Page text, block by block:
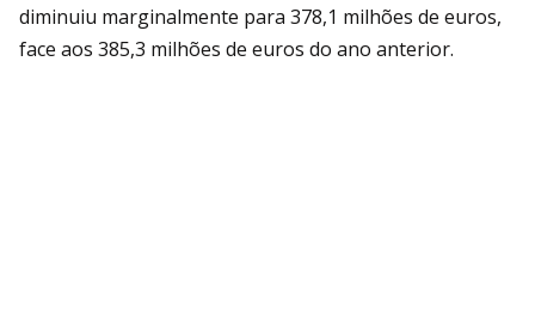
diminuiu marginalmente para 378,1 milhões de euros,
face aos 385,3 milhões de euros do ano anterior.